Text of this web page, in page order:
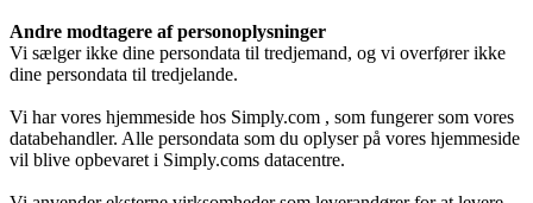
Pjecer
Årsrapporter
Andre modtagere af personoplysninger
Vi sælger ikke dine persondata til tredjemand, og vi overfører ikke
dine persondata til tredjelande.
Vi har vores hjemmeside hos Simply.com , som fungerer som vores
databehandler. Alle persondata som du oplyser på vores hjemmeside
vil blive opbevaret i Simply.coms datacentre.